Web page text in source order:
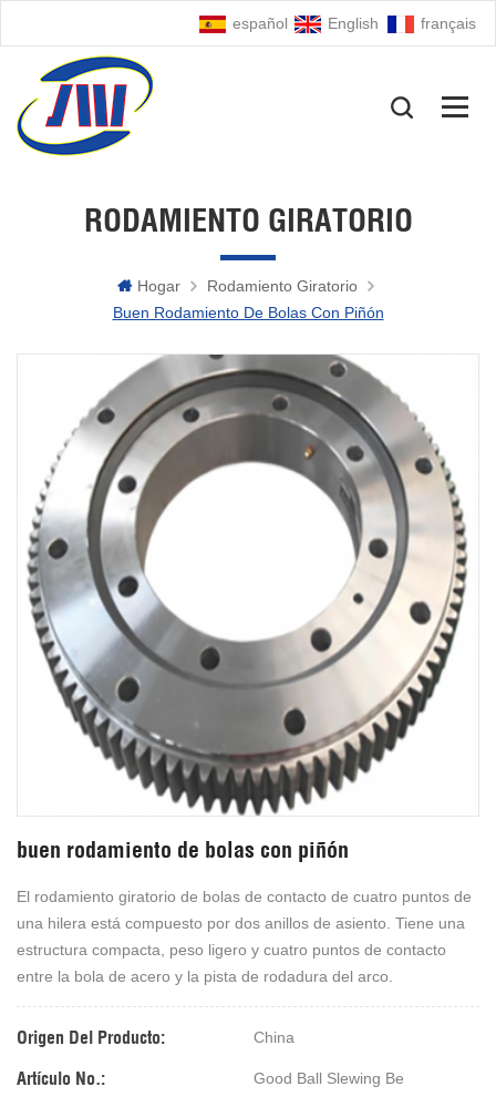
español English français
RODAMIENTO GIRATORIO
Hogar
Rodamiento Giratorio
Buen Rodamiento De Bolas Con Piñón
buen rodamiento de bolas con piñón
El rodamiento giratorio de bolas de contacto de cuatro puntos de
una hilera está compuesto por dos anillos de asiento. Tiene una
estructura compacta, peso ligero y cuatro puntos de contacto
entre la bola de acero y la pista de rodadura del arco.
Origen Del Producto: China
Artículo No.: Good Ball Slewing Be